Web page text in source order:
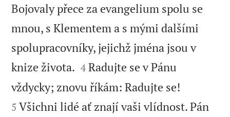
Bojovaly přece za evangelium spolu se
mnou, s Klementem a s mými dalšími
spolupracovníky, jejichž jména jsou v
knize života. 

4 Radujte se v Pánu
vždycky; znovu říkám: Radujte se!
5 Všichni lidé ať znají vaši vlídnost. Pán